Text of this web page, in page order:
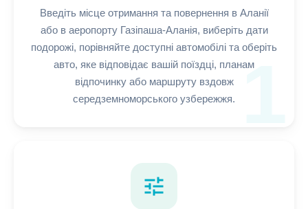
1
Введіть місце отримання та повернення в Аланії
або в аеропорту Газіпаша-Аланія, виберіть дати
подорожі, порівняйте доступні автомобілі та оберіть
авто, яке відповідає вашій поїздці, планам
відпочинку або маршруту вздовж
середземноморського узбережжя.
tune